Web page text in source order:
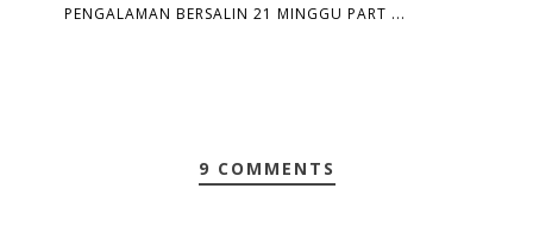
PENGALAMAN BERSALIN 21 MINGGU PART ...
9 COMMENTS